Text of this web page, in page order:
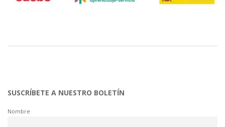
SUSCRÍBETE A NUESTRO BOLETÍN
Nombre